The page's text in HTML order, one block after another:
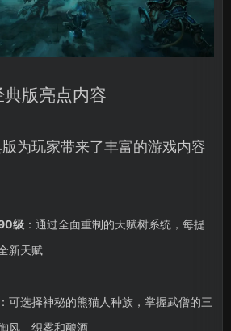
版亮点内容
为玩家带来了丰富的游戏内容
级：通过全面重制的天赋树系统，每提
新天赋
可选择神秘的熊猫人种族，掌握武僧的三
、织雾和酿酒